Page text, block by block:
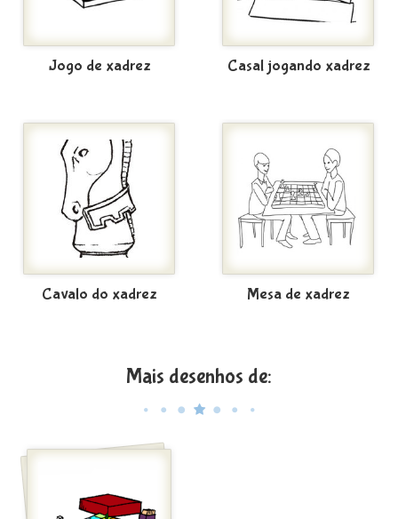
Jogo de xadrez Casal jogando xadrez
Cavalo do xadrez Mesa de xadrez
Mais desenhos de: